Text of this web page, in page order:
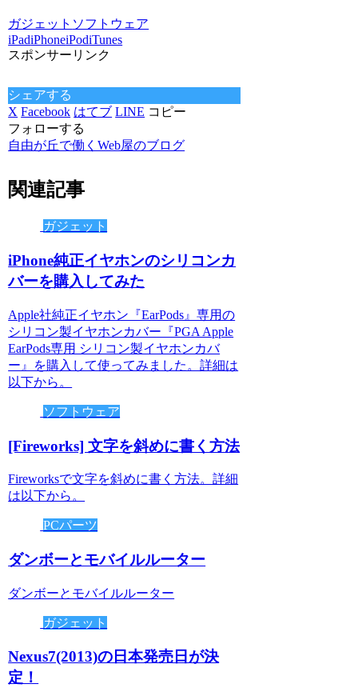
ガジェット ソフトウェア
iPadiPhoneiPodiTunes
スポンサーリンク
シェアする
X Facebook はてブ LINE コピー
フォローする
自由が丘で働くWeb屋のブログ
関連記事
ガジェット
iPhone純正イヤホンのシリコンカ
バーを購入してみた
Apple社純正イヤホン『EarPods』専用の
シリコン製イヤホンカバー『PGA Apple
EarPods専用 シリコン製イヤホンカバ
ー』を購入して使ってみました。詳細は
以下から。
ソフトウェア
[Fireworks] 文字を斜めに書く方法
Fireworksで文字を斜めに書く方法。詳細
は以下から。
PCパーツ
ダンボーとモバイルルーター
ダンボーとモバイルルーター
ガジェット
Nexus7(2013)の日本発売日が決
定！